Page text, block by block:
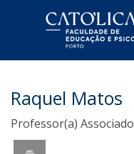
Raquel Matos
Professor(a)